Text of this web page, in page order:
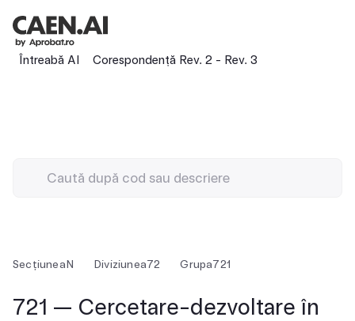
Întreabă AI Corespondență Rev. 2 - Rev. 3
SecțiuneaN Diviziunea72 Grupa721
721 — Cercetare-dezvoltare în